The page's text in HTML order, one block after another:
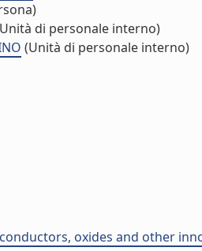
di personale interno)
(Unità di personale interno)
oxides and other